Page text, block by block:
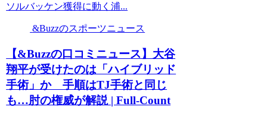
ソルバッケン獲得に動く浦...
&Buzzのスポーツニュース
【&Buzzの口コミニュース】大谷
翔平が受けたのは「ハイブリッド
手術」か 手順はTJ手術と同じ
も…肘の権威が解説 | Full-Count